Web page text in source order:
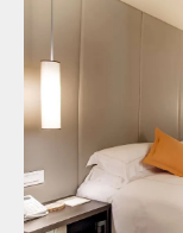
▼原po表示，他
在訊息中少打
酥雞」。老闆誤
給他準備了滿滿
文字溝通的差異